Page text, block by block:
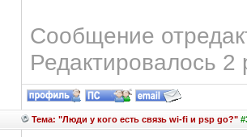
Сообщение
Редактировалось 2
Тема: "Люди у кого есть связь wi-fi и psp go?"